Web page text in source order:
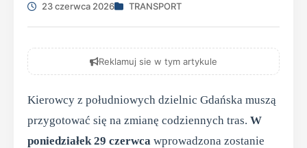
23 czerwca 2026 TRANSPORT
Reklamuj sie w tym artykule
Kierowcy z południowych dzielnic Gdańska muszą
przygotować się na zmianę codziennych tras. W
poniedziałek 29 czerwca wprowadzona zostanie